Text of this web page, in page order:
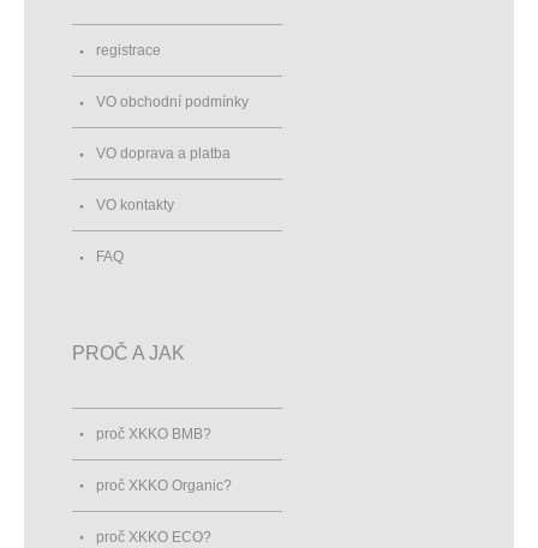
registrace
VO obchodní podmínky
VO doprava a platba
VO kontakty
FAQ
PROČ A JAK
proč XKKO BMB?
proč XKKO Organic?
proč XKKO ECO?